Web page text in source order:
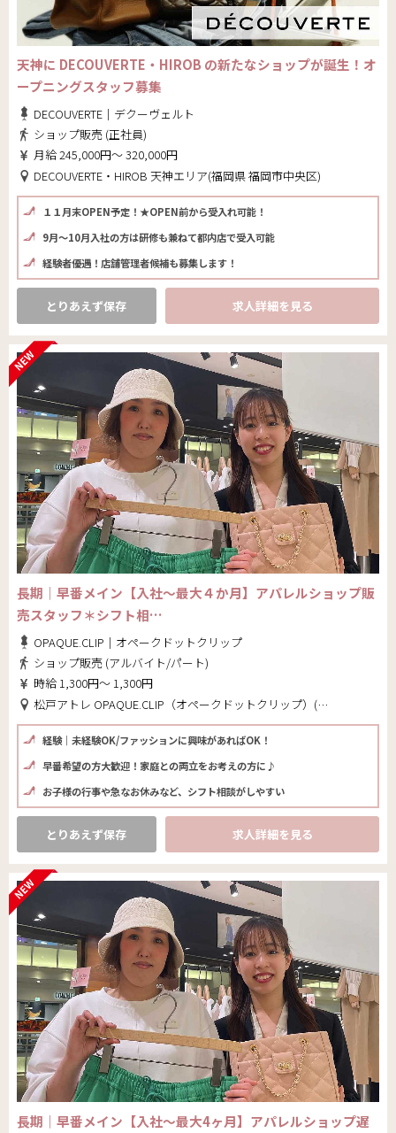
天神に DECOUVERTE・HIROB の新たなショップが誕生！オ
ープニングスタッフ募集
DECOUVERTE｜デクーヴェルト
ショップ販売 (正社員)
月給 245,000円～ 320,000円
DECOUVERTE・HIROB 天神エリア(福岡県 福岡市中央区)
１１月末OPEN予定！★OPEN前から受入れ可能！
9月～10月入社の方は研修も兼ねて都内店で受入可能
経験者優遇！店舗管理者候補も募集します！
とりあえず保存 求人詳細を見る
長期｜早番メイン【入社～最大４か月】アパレルショップ販
売スタッフ＊シフト相…
OPAQUE.CLIP｜オペークドットクリップ
ショップ販売 (アルバイト/パート)
時給 1,300円～ 1,300円
松戸アトレ OPAQUE.CLIP（オペークドットクリップ）(千葉県 松戸市)
経験｜未経験OK/ファッションに興味があればOK！
早番希望の方大歓迎！家庭との両立をお考えの方に♪
お子様の行事や急なお休みなど、シフト相談がしやすい
とりあえず保存 求人詳細を見る
長期｜早番メイン【入社～最大4ヶ月】アパレルショップ遅